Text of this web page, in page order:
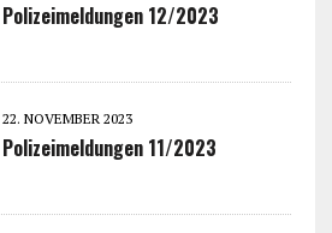
Polizeimeldungen 12/2023
22. NOVEMBER 2023
Polizeimeldungen 11/2023